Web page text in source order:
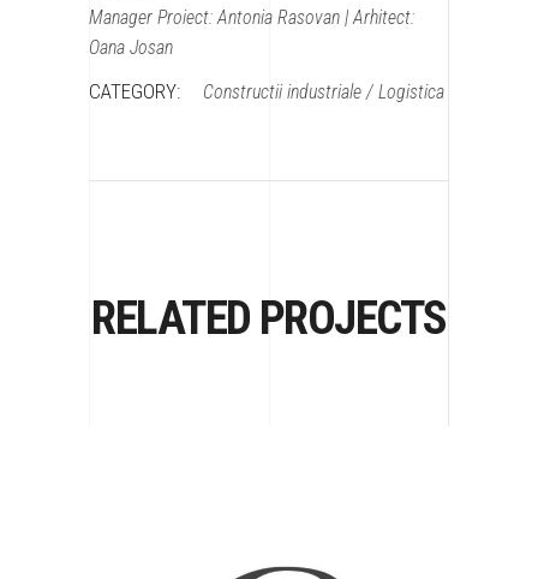
Manager Proiect: Antonia Rasovan | Arhitect:
Oana Josan
CATEGORY: Constructii industriale / Logistica
RELATED PROJECTS